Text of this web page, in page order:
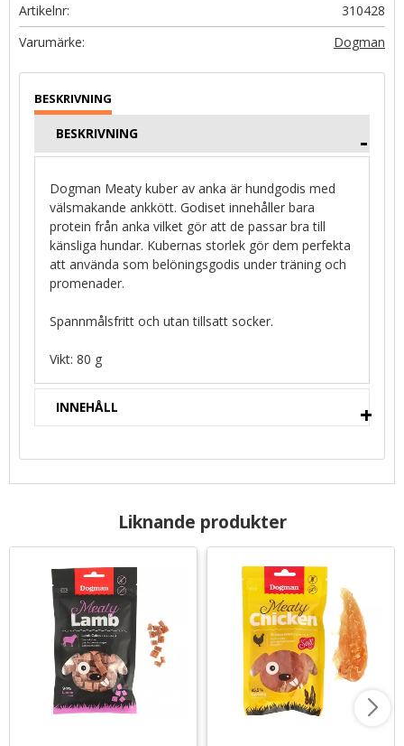
Artikelnr
310428
Dogman
BESKRIVNING
Dogman Meaty kuber av anka är hundgodis med
välsmakande ankkött. Godiset innehåller bara
protein från anka vilket gör att de passar bra till
känsliga hundar. Kubernas storlek gör dem perfekta
att använda som belöningsgodis under träning och
promenader.
Spannmålsfritt och utan tillsatt socker.
Vikt: 80 g
INNEHÅLL
Liknande produkter